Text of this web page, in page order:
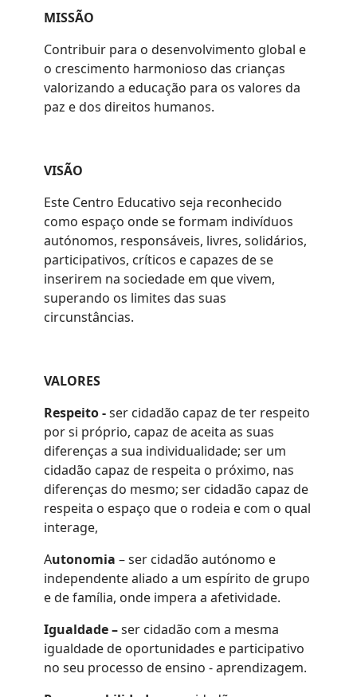
MISSÃO
Contribuir para o desenvolvimento global e
o crescimento harmonioso das crianças
valorizando a educação para os valores da
paz e dos direitos humanos.
VISÃO
Este Centro Educativo seja reconhecido
como espaço onde se formam indivíduos
autónomos, responsáveis, livres, solidários,
participativos, críticos e capazes de se
inserirem na sociedade em que vivem,
superando os limites das suas
circunstâncias.
VALORES
Respeito -ser cidadão capaz de ter respeito
por si próprio, capaz de aceita as suas
diferenças a sua individualidade; ser um
cidadão capaz de respeita o próximo, nas
diferenças do mesmo; ser cidadão capaz de
respeita o espaço que o rodeia e com o qual
interage,
Autonomia – ser cidadão autónomo e
independente aliado a um espírito de grupo
e de família, onde impera a afetividade.
Igualdade–ser cidadão com a mesma
igualdade de oportunidades e participativo
no seu processo de ensino - aprendizagem.